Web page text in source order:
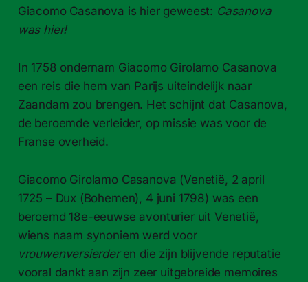
Giacomo Casanova is hier geweest: Casanova
was hier!
In 1758 ondernam Giacomo Girolamo Casanova
een reis die hem van Parijs uiteindelijk naar
Zaandam zou brengen. Het schijnt dat Casanova,
de beroemde verleider, op missie was voor de
Franse overheid.
Giacomo Girolamo Casanova (Venetië, 2 april
1725 – Dux (Bohemen), 4 juni 1798) was een
beroemd 18e-eeuwse avonturier uit Venetië,
wiens naam synoniem werd voor
vrouwenversierderen die zijn blijvende reputatie
vooral dankt aan zijn zeer uitgebreide memoires